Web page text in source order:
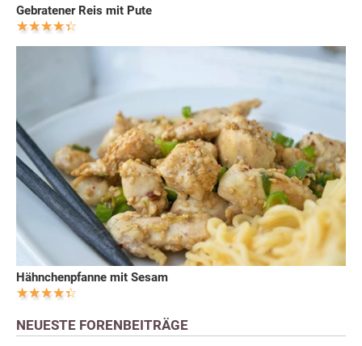
Gebratener Reis mit Pute
Hähnchenpfanne mit Sesam
NEUESTE FORENBEITRÄGE